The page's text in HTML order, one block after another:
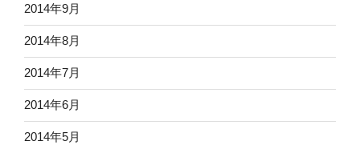
2014年9月
2014年8月
2014年7月
2014年6月
2014年5月